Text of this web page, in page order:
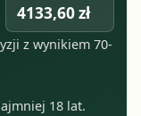
4133,60 zł
z wynikiem 70-
18 lat.